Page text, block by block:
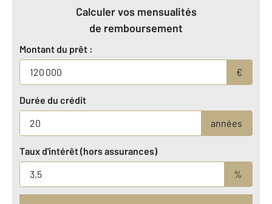
Calculer vos mensualités
de remboursement
Montant du prêt :
€
Durée du crédit
années
Taux d'intérêt (hors assurances)
%